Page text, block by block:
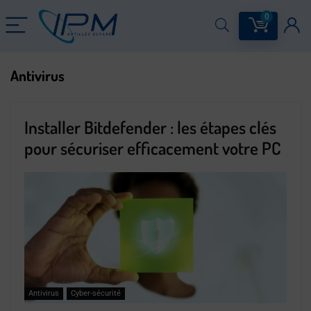
0
Antivirus
Installer Bitdefender : les étapes clés
pour sécuriser efficacement votre PC
Antivirus Cyber-sécurité